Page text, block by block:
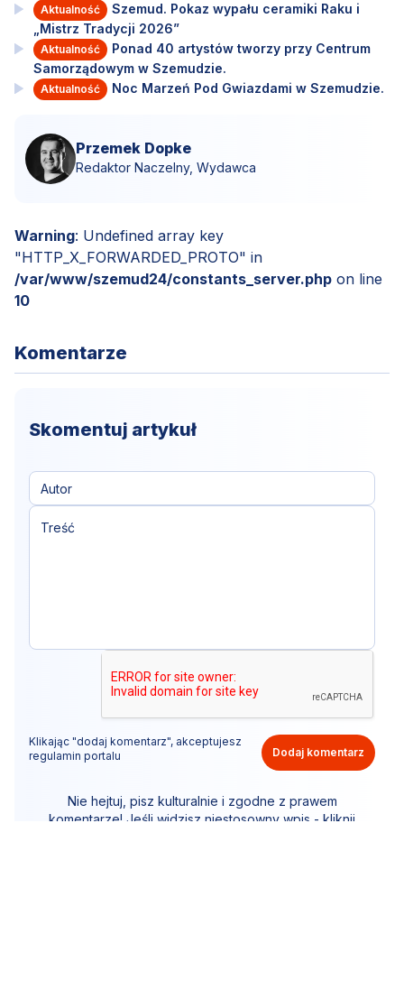
Aktualność
Szemud. Pokaz wypału ceramiki Raku i
„Mistrz Tradycji 2026”
Aktualność
Ponad 40 artystów tworzy przy Centrum
Samorządowym w Szemudzie.
Aktualność Noc Marzeń Pod Gwiazdami w Szemudzie.
Przemek Dopke
Redaktor Naczelny, Wydawca
Warning: Undefined array key
"HTTP_X_FORWARDED_PROTO" in
/var/www/szemud24/constants_server.php on line
10
Komentarze
Skomentuj artykuł
Klikając "dodaj komentarz", akceptujesz
regulamin portalu
Dodaj komentarz
Nie hejtuj, pisz kulturalnie i zgodne z prawem
komentarze! Jeśli widzisz niestosowny wpis - kliknij